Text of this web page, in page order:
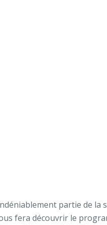
partie de
fera découvrir le